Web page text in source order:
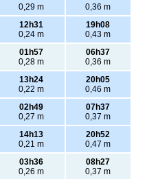
0,29 m
0,36 m
12h31
0,24 m
19h08
0,43 m
01h57
0,28 m
06h37
0,36 m
13h24
0,22 m
20h05
0,46 m
02h49
0,27 m
07h37
0,37 m
14h13
0,21 m
20h52
0,47 m
03h36
0,26 m
08h27
0,37 m